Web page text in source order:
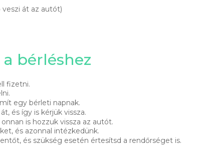
át az autót)
bérléshez
fizetni.
egy bérleti napnak.
és így is kérjük vissza.
is hozzuk vissza az autót.
és azonnal intézkedünk.
és szükség esetén értesítsd a rendőrséget is.